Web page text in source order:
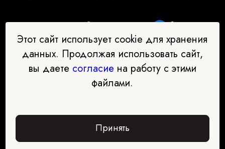
Наш бот-помощник в выборе
Перейти в чат-бот
Этот сайт использует cookie для хранения
данных. Продолжая использовать сайт,
вы даете согласие на работу с этими
файлами.
Принять